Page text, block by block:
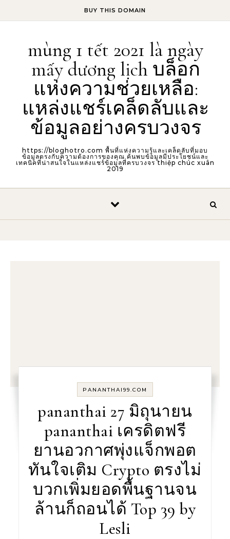
BUY THIS DOMAIN
mùng 1 tết 2021 là ngày
mấy dương lịch บล็อก
แห่งความช่วยเหลือ:
แหล่งแชร์เคล็ดลับและ
ข้อมูลอย่างครบวงจร
https://bloghotro.com พื้นที่แห่งความรู้และเคล็ดลับที่มอบ
ข้อมูลตรงกับความต้องการของคุณ ค้นพบข้อมูลมีประโยชน์และ
เทคนิคที่น่าสนใจในแหล่งแชร์ข้อมูลที่ครบวงจร thiệp chúc xuân
2019
PANANTHAI99.COM
pananthai 27 มิถุนายน
pananthai เครดิตฟรี
ยานอวกาศพุ่งแจ็กพอต
ทันใจเติม Crypto ตรงไม่
บวกเพิ่มยอดพื้นฐานจน
ล้านก็ถอนได้ Top 39 by
Lesli